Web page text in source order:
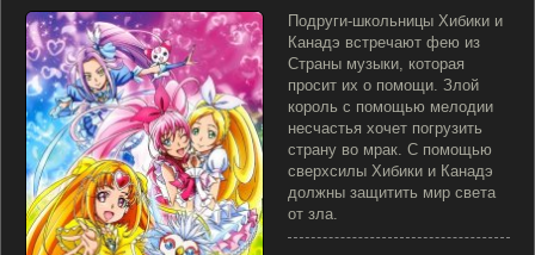
Подруги-школьницы Хибики и
Канадэ встречают фею из
Страны музыки, которая
просит их о помощи. Злой
король с помощью мелодии
несчастья хочет погрузить
страну во мрак. С помощью
сверхсилы Хибики и Канадэ
должны защитить мир света
от зла.